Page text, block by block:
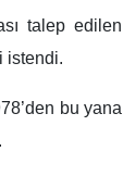
talep edilen
istendi.
bu yana